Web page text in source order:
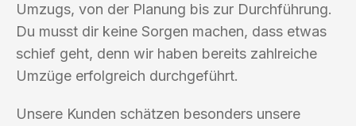
Umzugs, von der Planung bis zur Durchführung.
Du musst dir keine Sorgen machen, dass etwas
schief geht, denn wir haben bereits zahlreiche
Umzüge erfolgreich durchgeführt.
Unsere Kunden schätzen besonders unsere